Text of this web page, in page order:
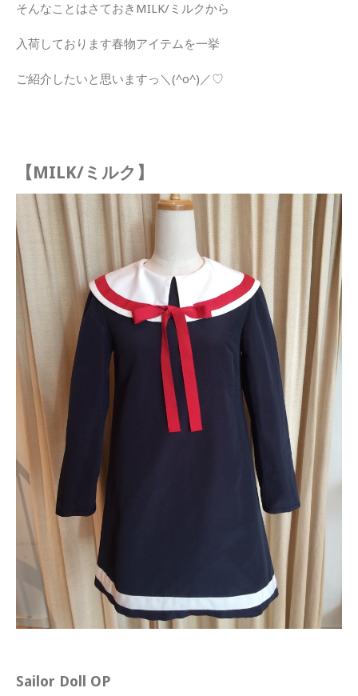
そんなことはさておきMILK/ミルクから
入荷しております春物アイテムを一挙
ご紹介したいと思いますっ＼(^o^)／♡
【MILK/ミルク】
Sailor Doll OP